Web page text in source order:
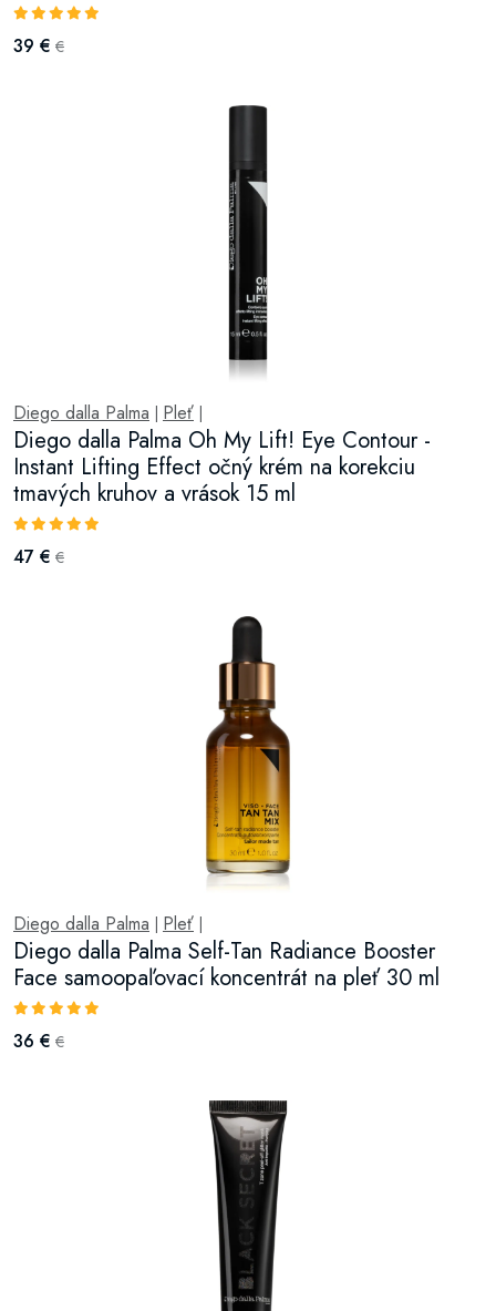
39 € €
Diego dalla Palma Pleť
Diego dalla Palma Oh My Lift! Eye Contour -
Instant Lifting Effect očný krém na korekciu
tmavých kruhov a vrások 15 ml
47 € €
Diego dalla Palma Pleť
Diego dalla Palma Self-Tan Radiance Booster
Face samoopaľovací koncentrát na pleť 30 ml
36 € €